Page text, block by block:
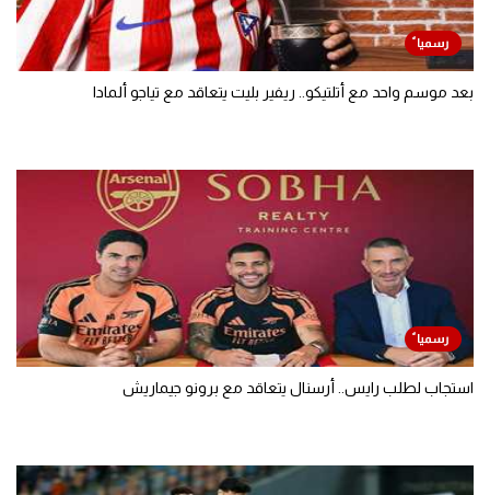
بعد موسم واحد مع أتلتيكو.. ريفير بليت يتعاقد مع تياجو ألمادا
استجاب لطلب رايس.. أرسنال يتعاقد مع برونو جيماريش